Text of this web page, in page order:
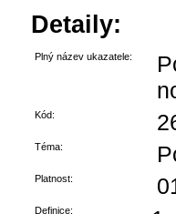
Detaily:
Plný název ukazatele:
Kód:
Téma:
Platnost:
Definice: